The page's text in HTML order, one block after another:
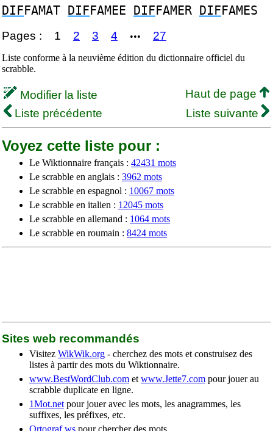
DIFFAMAT DIFFAMEE DIFFAMER DIFFAMES
Pages : 1 2 3 4 ••• 27
Liste conforme à la neuvième édition du dictionnaire officiel du
scrabble.
Modifier la liste
Haut de page
Liste précédente
Liste suivante
Voyez cette liste pour :
Le Wiktionnaire français : 42431 mots
Le scrabble en anglais : 3962 mots
Le scrabble en espagnol : 10067 mots
Le scrabble en italien : 12045 mots
Le scrabble en allemand : 1064 mots
Le scrabble en roumain : 8424 mots
Sites web recommandés
Visitez WikWik.org - cherchez des mots et construisez des
listes à partir des mots du Wiktionnaire.
www.BestWordClub.com et www.Jette7.com pour jouer au
scrabble duplicate en ligne.
1Mot.net pour jouer avec les mots, les anagrammes, les
suffixes, les préfixes, etc.
Ortograf.ws pour chercher des mots.